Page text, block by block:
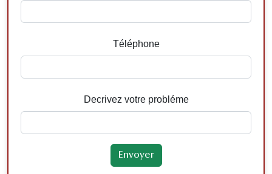
Téléphone
Decrivez votre probléme